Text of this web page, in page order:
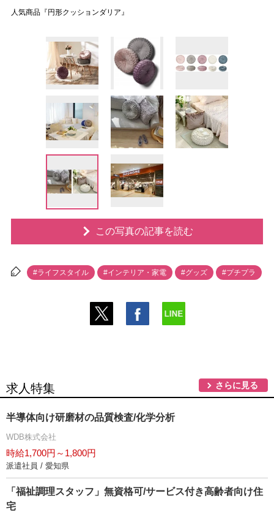
人気商品『円形クッションダリア』
この写真の記事を読む
#ライフスタイル #インテリア・家電 #グッズ #プチプラ
求人特集 さらに見る
半導体向け研磨材の品質検査/化学分析
WDB株式会社
時給1,700円～1,800円
派遣社員 / 愛知県
「福祉調理スタッフ」無資格可/サービス付き高齢者向け住
宅